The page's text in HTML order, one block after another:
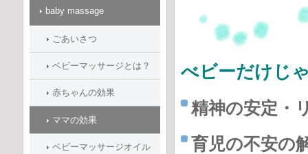
べビーだけじ
精神の安定・
育児の不安の
baby massage
ごあいさつ
ベビーマッサージとは？
赤ちゃんの効果
ママの効果
ベビーマッサージオイル